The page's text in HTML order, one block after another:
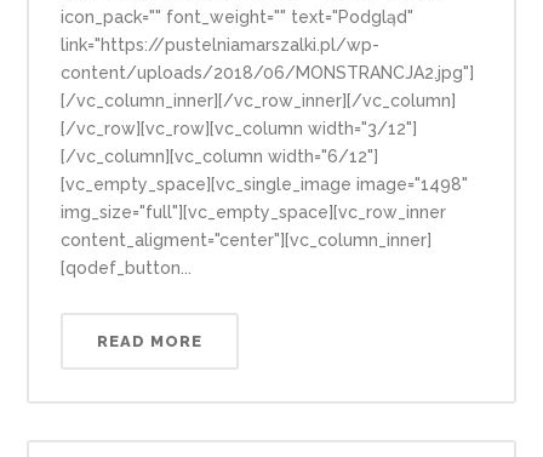
icon_pack="" font_weight="" text="Podgląd"
link="https://pustelniamarszalki.pl/wp-
content/uploads/2018/06/MONSTRANCJA2.jpg"]
[/vc_column_inner][/vc_row_inner][/vc_column]
[/vc_row][vc_row][vc_column width="3/12"]
[/vc_column][vc_column width="6/12"]
[vc_empty_space][vc_single_image image="1498"
img_size="full"][vc_empty_space][vc_row_inner
content_aligment="center"][vc_column_inner]
[qodef_button...
READ MORE